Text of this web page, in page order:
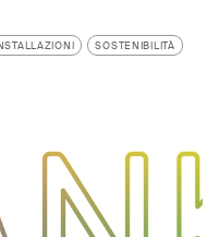
SOSTENIBILITÀ